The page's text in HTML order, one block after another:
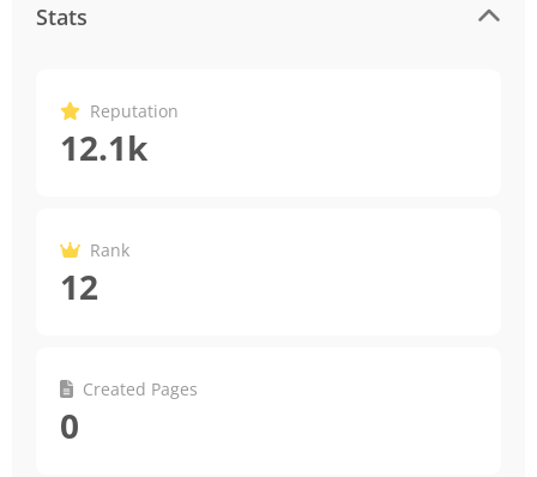
Stats
Reputation
12.1k
Rank
12
Created Pages
0